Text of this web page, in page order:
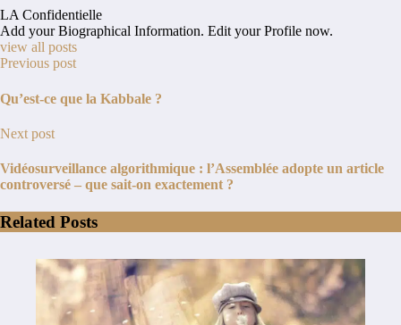
LA Confidentielle
Add your Biographical Information. Edit your Profile now.
view all posts
Previous post
Qu’est-ce que la Kabbale ?
Next post
Vidéosurveillance algorithmique : l’Assemblée adopte un article
controversé – que sait-on exactement ?
Related Posts